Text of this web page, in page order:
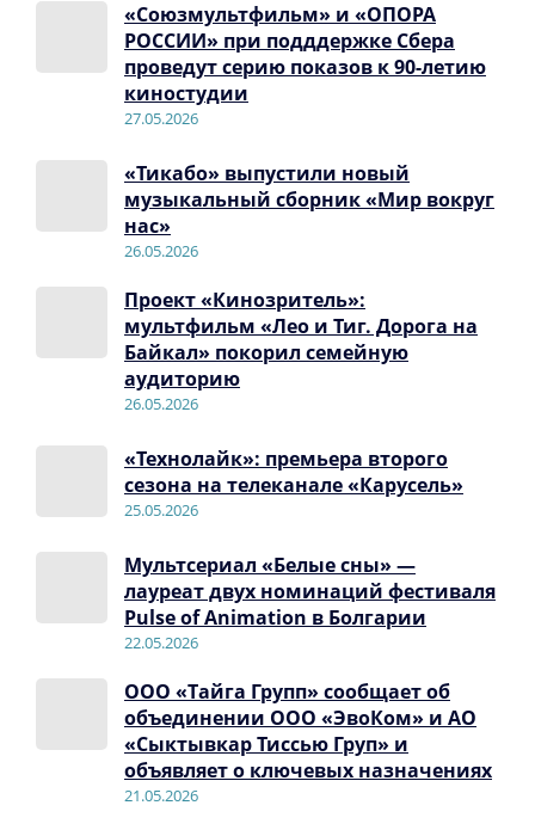
«Союзмультфильм» и «ОПОРА
РОССИИ» при подддержке Сбера
проведут серию показов к 90-летию
киностудии
27.05.2026
«Тикабо» выпустили новый
музыкальный сборник «Мир вокруг
нас»
26.05.2026
Проект «Кинозритель»:
мультфильм «Лео и Тиг. Дорога на
Байкал» покорил семейную
аудиторию
26.05.2026
«Технолайк»: премьера второго
сезона на телеканале «Карусель»
25.05.2026
Мультсериал «Белые сны» —
лауреат двух номинаций фестиваля
Pulse of Animation в Болгарии
22.05.2026
ООО «Тайга Групп» сообщает об
объединении ООО «ЭвоКом» и АО
«Сыктывкар Тиссью Груп» и
объявляет о ключевых назначениях
21.05.2026